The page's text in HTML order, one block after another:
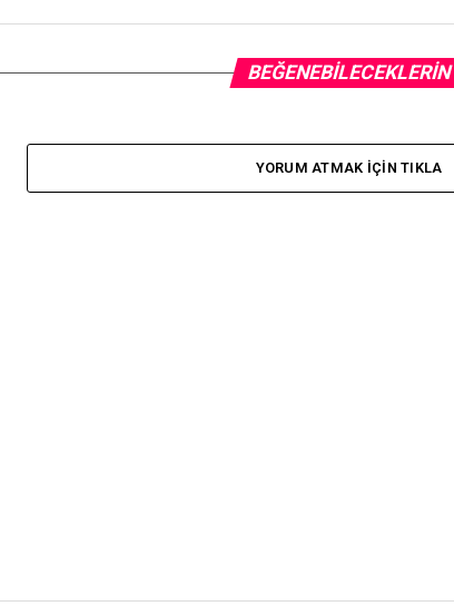
BEĞENEBILECEKLERIN
YORUM ATMAK IÇIN TIKLA